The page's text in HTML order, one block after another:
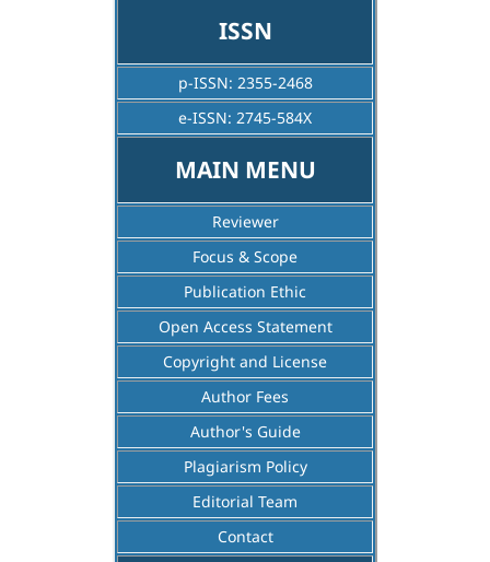
ISSN
p-ISSN: 2355-2468
e-ISSN: 2745-584X
MAIN MENU
Reviewer
Focus & Scope
Publication Ethic
Open Access Statement
Copyright and License
Author Fees
Author's Guide
Plagiarism Policy
Editorial Team
Contact